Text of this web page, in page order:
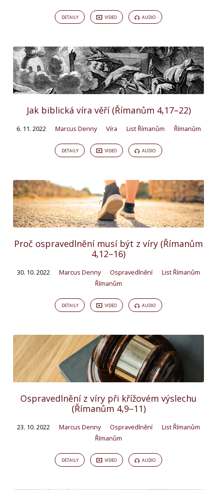
DETAILY VIDEO AUDIO
Jak biblická víra věří (Římanům 4,17–22)
6. 11. 2022 Marcus Denny Víra List Římanům Římanům
DETAILY VIDEO AUDIO
Proč ospravedlnění musí být z víry (Římanům
4,12–16)
30. 10. 2022 Marcus Denny Ospravedlnění
List Římanům
Římanům
DETAILY VIDEO AUDIO
Ospravedlnění z víry při křížovém výslechu
(Římanům 4,9–11)
23. 10. 2022 Marcus Denny Ospravedlnění
List Římanům
Římanům
DETAILY VIDEO AUDIO